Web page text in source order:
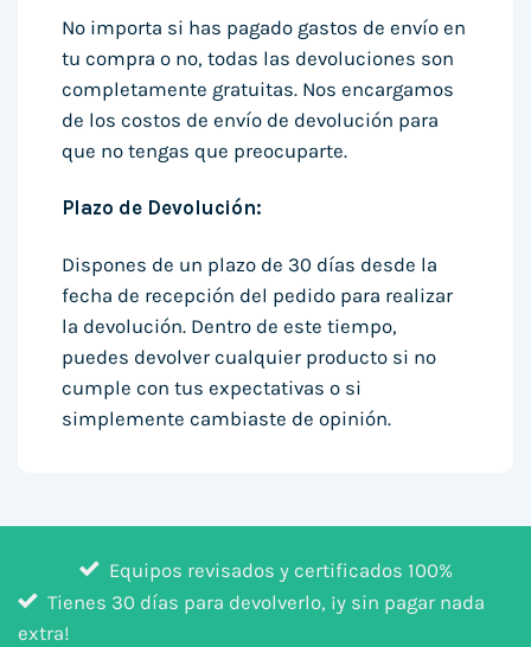
No importa si has pagado gastos de envío en
tu compra o no, todas las devoluciones son
completamente gratuitas. Nos encargamos
de los costos de envío de devolución para
que no tengas que preocuparte.
Plazo de Devolución:
Dispones de un plazo de 30 días desde la
fecha de recepción del pedido para realizar
la devolución. Dentro de este tiempo,
puedes devolver cualquier producto si no
cumple con tus expectativas o si
simplemente cambiaste de opinión.
Equipos revisados y certificados 100%
Tienes 30 días para devolverlo, ¡y sin pagar nada
extra!